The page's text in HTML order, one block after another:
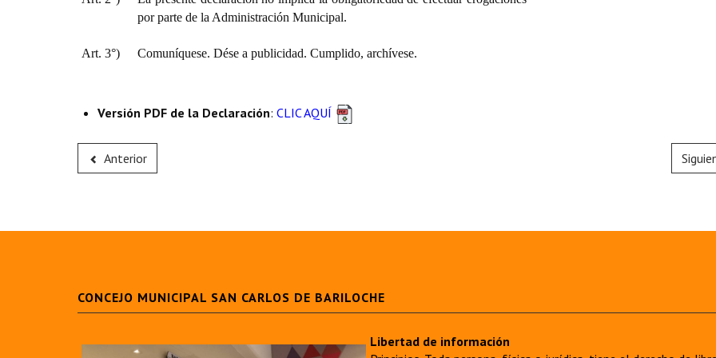
por parte de la Administración Municipal.
Art. 3°) Comuníquese. Dése a publicidad. Cumplido, archívese.
Versión PDF de la Declaración: CLIC AQUÍ
Anterior
CONCEJO MUNICIPAL SAN CARLOS DE BARILOCHE
Libertad de información